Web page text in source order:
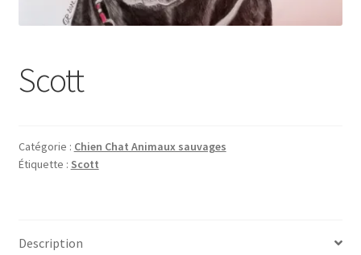
Scott
Catégorie : Chien Chat Animaux sauvages
Étiquette : Scott
Description